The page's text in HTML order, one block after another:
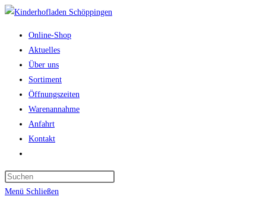
Zum
springen
Online-Shop
Aktuelles
Über uns
Sortiment
Öffnungszeiten
Warenannahme
Anfahrt
Kontakt
umschalten
Menü Schließen